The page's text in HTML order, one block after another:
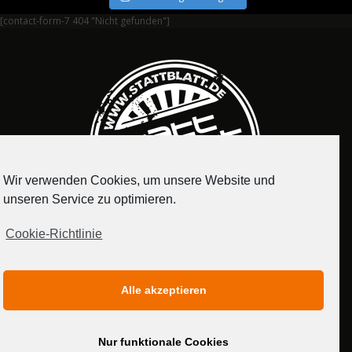
[contact-form-7 404 "Nicht gefunden"]
MEDIADATEN
Wir verwenden Cookies, um unsere Website und
unseren Service zu optimieren.
Cookie-Richtlinie
Alle akzeptieren
Nur funktionale Cookies